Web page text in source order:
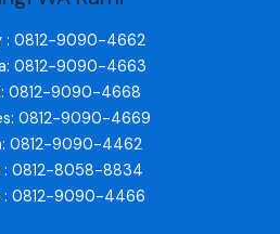
: 0812-9090-4662
0812-9090-4663
0812-9090-4668
0812-9090-4669
0812-9090-4462
: 0812-8058-8834
: 0812-9090-4466